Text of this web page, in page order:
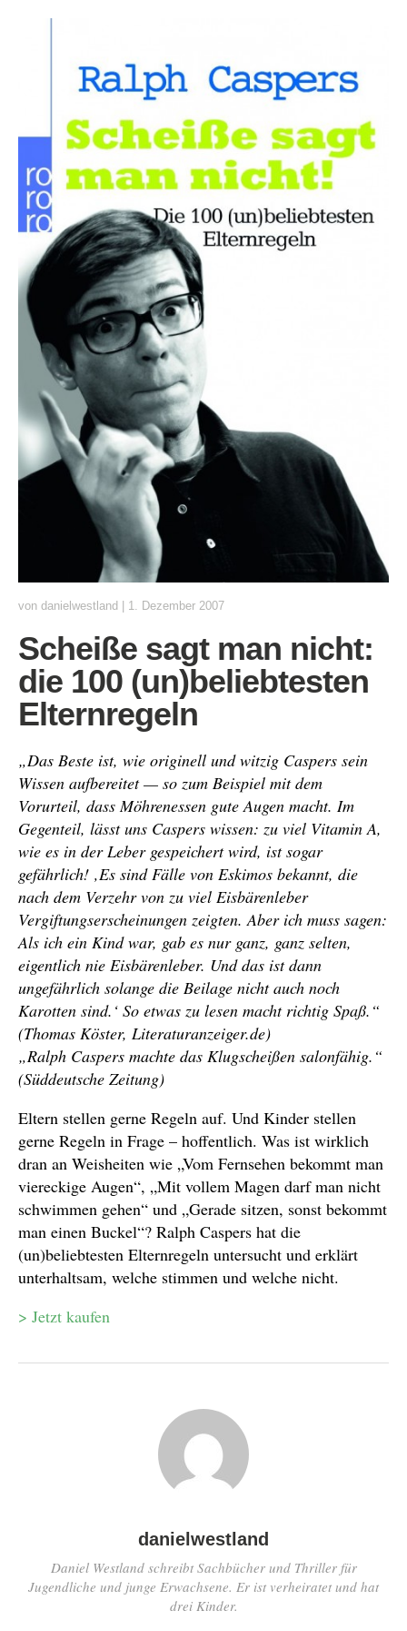
von danielwestland | 1. Dezember 2007
Scheiße sagt man nicht:
die 100 (un)beliebtesten
Elternregeln
„Das Beste ist, wie originell und witzig Caspers sein
Wissen aufbereitet — so zum Beispiel mit dem
Vorurteil, dass Möhrenessen gute Augen macht. Im
Gegenteil, lässt uns Caspers wissen: zu viel Vitamin A,
wie es in der Leber gespeichert wird, ist sogar
gefährlich! ‚Es sind Fälle von Eskimos bekannt, die
nach dem Verzehr von zu viel Eisbärenleber
Vergiftungserscheinungen zeigten. Aber ich muss sagen:
Als ich ein Kind war, gab es nur ganz, ganz selten,
eigentlich nie Eisbärenleber. Und das ist dann
ungefährlich solange die Beilage nicht auch noch
Karotten sind.‘ So etwas zu lesen macht richtig Spaß.“
(Thomas Köster, Literaturanzeiger.de)
„Ralph Caspers machte das Klugscheißen salonfähig.“
(Süddeutsche Zeitung)
Eltern stellen gerne Regeln auf. Und Kinder stellen
gerne Regeln in Frage – hoffentlich. Was ist wirklich
dran an Weisheiten wie „Vom Fernsehen bekommt man
viereckige Augen“, „Mit vollem Magen darf man nicht
schwimmen gehen“ und „Gerade sitzen, sonst bekommt
man einen Buckel“? Ralph Caspers hat die
(un)beliebtesten Elternregeln untersucht und erklärt
unterhaltsam, welche stimmen und welche nicht.
> Jetzt kaufen
danielwestland
Daniel Westland schreibt Sachbücher und Thriller für
Jugendliche und junge Erwachsene. Er ist verheiratet und hat
drei Kinder.